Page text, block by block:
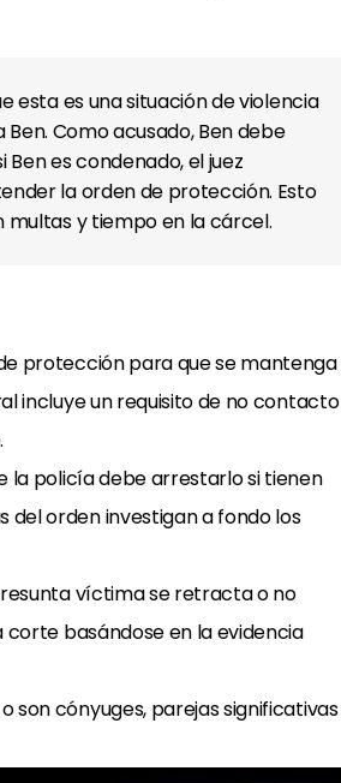
esta es una situación de violencia
Como acusado, Ben debe
es condenado, el juez
la orden de protección. Esto
multas y tiempo en la cárcel.
protección para que se mantenga
incluye un requisito de no contacto
la policía debe arrestarlo si tienen
del orden investigan a fondo los
víctima se retracta o no
basándose en la evidencia
son cónyuges, parejas significativas